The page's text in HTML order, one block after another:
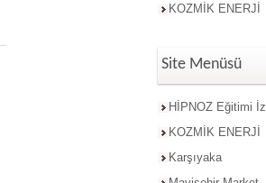
KOZMİK ENERJİ
Site Menüsü
HİPNOZ Eğitimi
KOZMİK ENERJİ
Karşıyaka